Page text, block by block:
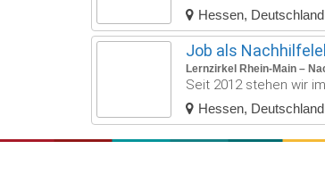
Hessen, Deutschland
Job als
Lernzirkel Rhein-Main –
Seit 2012 stehen wir
Hessen, Deutschland